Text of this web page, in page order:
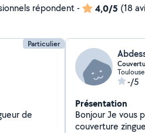
répondent- 4,0/5 (18
Particulier
de
-/5
Présentation
Bonjour Je vous
couverture